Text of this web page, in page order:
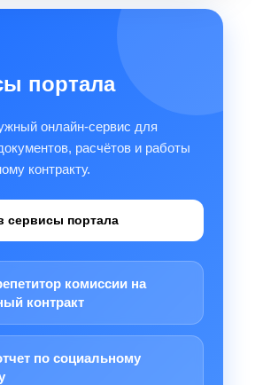
портала
онлайн-сервис для
расчётов и работы
контракту.
сервисы портала
комиссии на
контракт
по социальному